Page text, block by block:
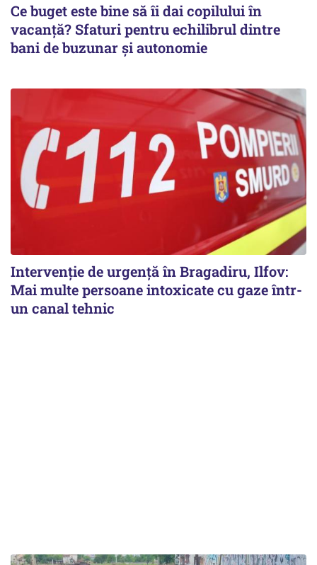
Ce buget este bine să îi dai copilului în
vacanță? Sfaturi pentru echilibrul dintre
bani de buzunar și autonomie
Intervenție de urgență în Bragadiru, Ilfov:
Mai multe persoane intoxicate cu gaze într-
un canal tehnic